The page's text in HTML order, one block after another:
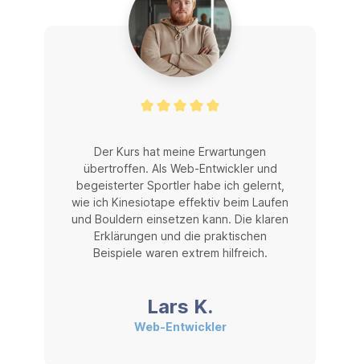
Der Kurs hat meine Erwartungen
übertroffen. Als Web-Entwickler und
begeisterter Sportler habe ich gelernt,
wie ich Kinesiotape effektiv beim Laufen
und Bouldern einsetzen kann. Die klaren
Erklärungen und die praktischen
Beispiele waren extrem hilfreich.
Lars K.
Web-Entwickler